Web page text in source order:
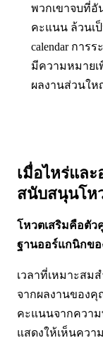
พวกเขาจบที่อั
คะแนน ล้วนเ
calendar การ
มีความหมายเ
ผลงานส่วนใ
เมื่อไหร่แล
สนับสนุนโห
โหวตเสริมคือตั
ฐานออร์แกนิกข
เวลาที่เหมาะสม
จากผลงานของคุ
คะแนนจากควา
แสดงให้เห็นควา